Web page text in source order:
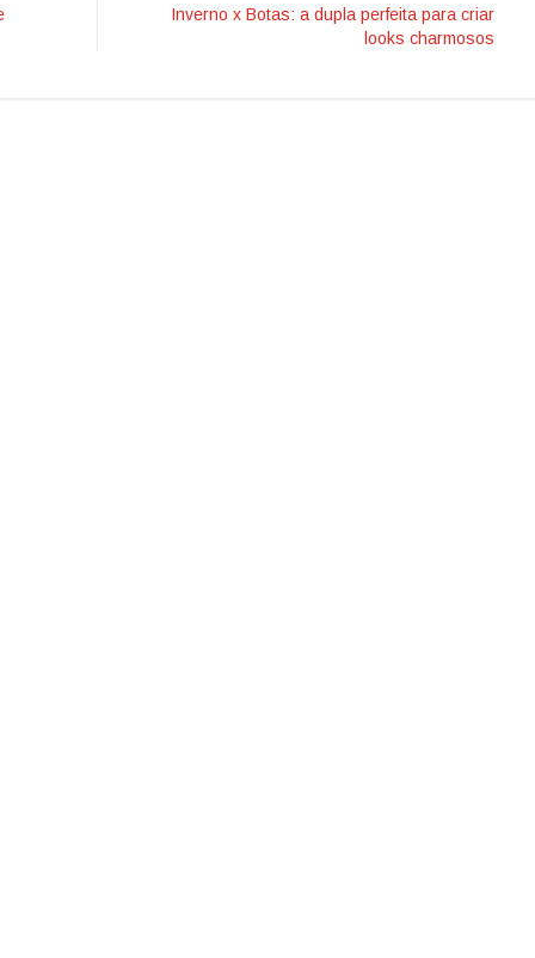
Inverno x Botas: a dupla perfeita para criar
looks charmosos